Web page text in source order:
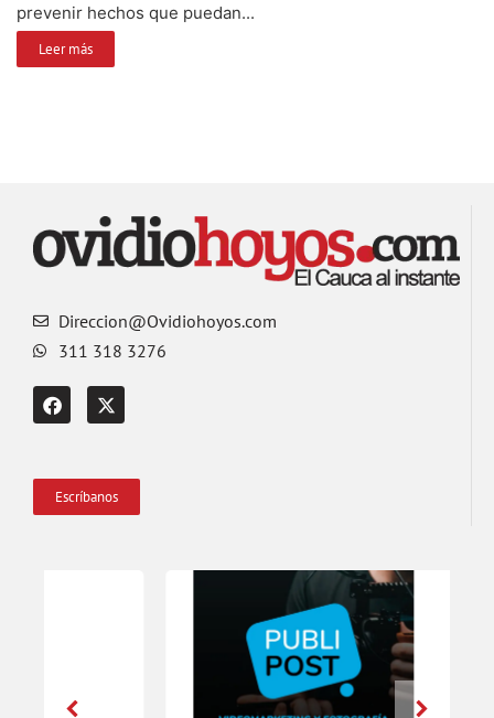
prevenir hechos que puedan...
Leer más
Direccion@Ovidiohoyos.com
311 318 3276
Escríbanos